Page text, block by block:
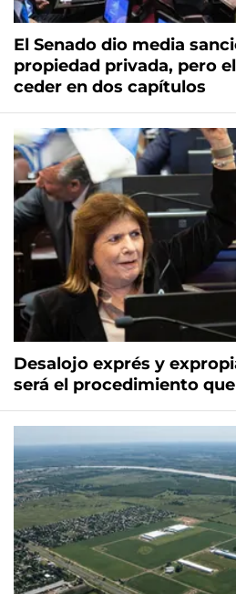
El Senado dio media
propiedad privada, pero
ceder en dos capítulos
Desalojo exprés y
será el procedimiento